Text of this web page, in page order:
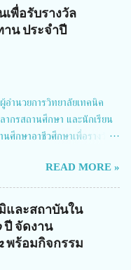
ฉบับที่ 5 ในวันที่ 22 มีนาคม
กงานการวิจัยแห่งชาติ เป็น
นวิจัยเพื่อความปลอดภัยทาง
ช ผู้อำนวยการกองบริหารทุน
ดนนทบุรี ดร.วิภารัตน์ ดีอ่อง
วช. ในฐานะหน่วยงานบริหาร
ำคัญของกา...
พื่อรับรางวัล
น ประจำปี
ำนวยการวิทยาลัยเทคนิค
กรสถานศึกษา และนักเรียน
ศึกษาอาชีวศึกษาเพื่อรางวัล
ทคนิคตาก ประธานคณะอนุกร
ายภัทธาวุธ โพธา ผู้อำนวย
ตถาภรณ์ เสาร์เรือน ผู้อำนวย
ทอง ผู้อำนวยการวิทยาลัย
ง ผู้อำนวยการวิทยาลัย
าตย์ ผู้อำนวยการวิทยาลัย
READ MORE »
และสถาบันใน
ปี จัดงาน
พร้อมกิจกรรม